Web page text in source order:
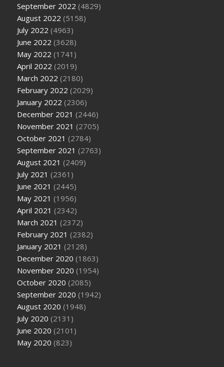
September 2022 (4829)
August 2022 (5158)
July 2022 (4963)
June 2022 (3628)
May 2022 (1741)
April 2022 (2019)
March 2022 (2180)
February 2022 (2029)
January 2022 (2306)
December 2021 (2446)
November 2021 (2705)
October 2021 (2784)
September 2021 (2763)
August 2021 (2409)
July 2021 (2361)
June 2021 (2445)
May 2021 (1956)
April 2021 (2342)
March 2021 (2372)
February 2021 (2382)
January 2021 (2128)
December 2020 (1863)
November 2020 (1954)
October 2020 (2085)
September 2020 (1942)
August 2020 (1948)
July 2020 (2131)
June 2020 (2101)
May 2020 (823)